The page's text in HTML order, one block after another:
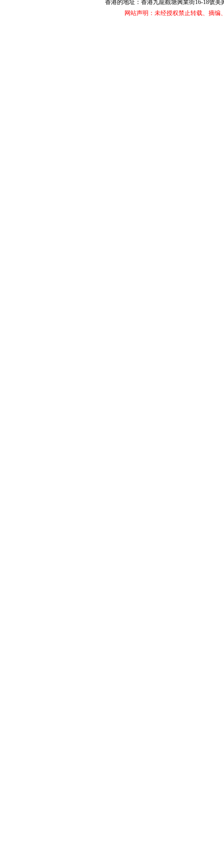
香港的地址：香港九龍觀塘興業街16-18號美
网站声明：未经授权禁止转载、摘